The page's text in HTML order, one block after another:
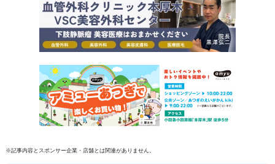
※記事内容とスポンサー企業・店舗とは関連がありません。